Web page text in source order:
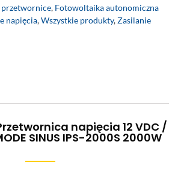
, Fotowoltaika autonomiczna
napięcia,Wszystkie produkty,Zasilanie
napięcia 12 VDC /
SINUS IPS-2000S 2000W